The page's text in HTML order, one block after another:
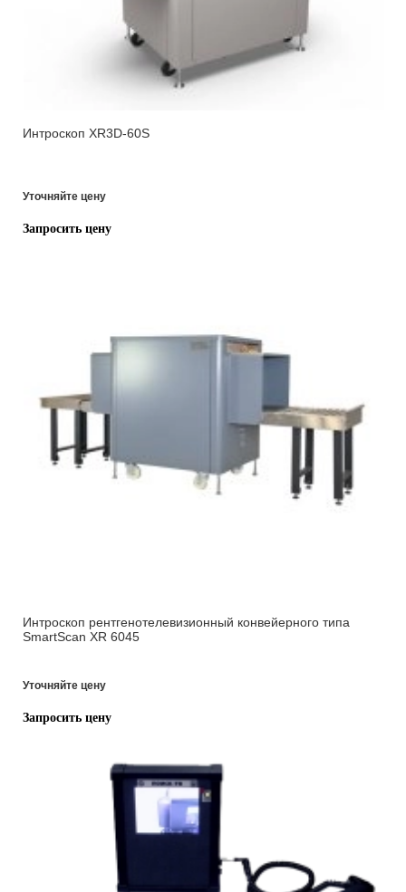
Интроскоп XR3D-60S
Уточняйте цену
Запросить цену
Интроскоп рентгенотелевизионный конвейерного типа
SmartScan XR 6045
Уточняйте цену
Запросить цену